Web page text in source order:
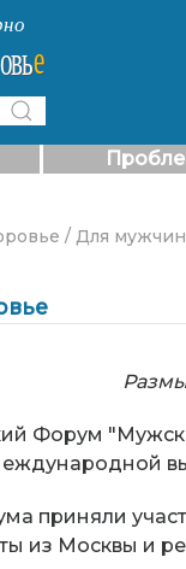
/ Для мужчин
Форум
приняли
из Москвы и